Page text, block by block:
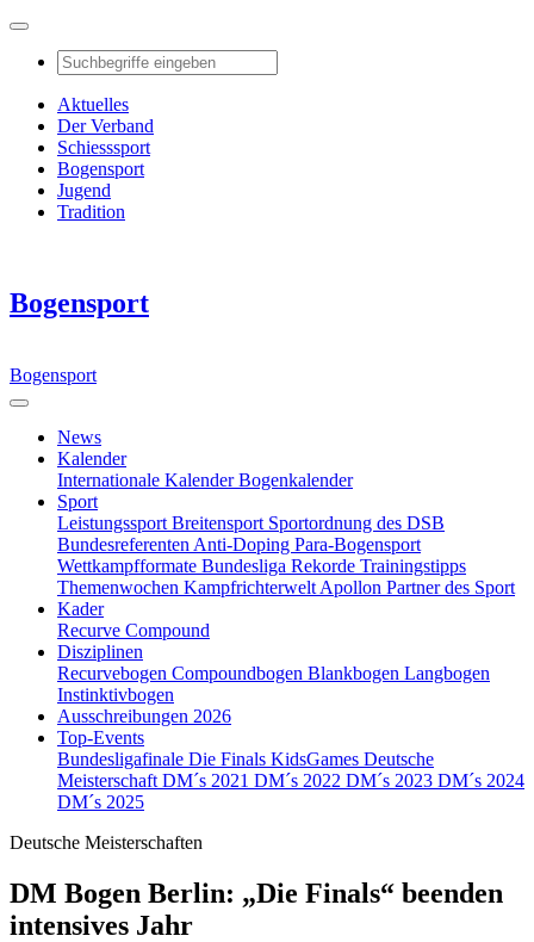
Aktuelles
Der Verband
Schiesssport
Bogensport
Jugend
Tradition
Bogensport
Bogensport
News
Kalender
Internationale KalenderBogenkalender
Sport
Leistungssport Breitensport Sportordnung des DSB
Bundesreferenten Anti-Doping Para-Bogensport
Wettkampfformate Bundesliga Rekorde Trainingstipps
Themenwochen Kampfrichterwelt Apollon Partner des Sport
Kader
Recurve Compound
Disziplinen
Recurvebogen Compoundbogen Blankbogen Langbogen
Instinktivbogen
Ausschreibungen 2026
Top-Events
Bundesligafinale Die Finals KidsGames Deutsche
Meisterschaft DM´s 2021 DM´s 2022 DM´s 2023 DM´s 2024
DM´s 2025
Deutsche Meisterschaften
DM Bogen Berlin: „Die Finals“ beenden
intensives Jahr